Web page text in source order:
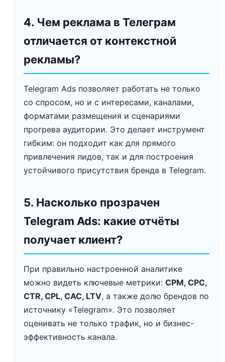
4. Чем реклама в Телеграм
отличается от контекстной
рекламы?
Telegram Ads позволяет работать не только
со спросом, но и с интересами, каналами,
форматами размещения и сценариями
прогрева аудитории. Это делает инструмент
гибким: он подходит как для прямого
привлечения лидов, так и для построения
устойчивого присутствия бренда в Telegram.
5. Насколько прозрачен
Telegram Ads: какие отчёты
получает клиент?
При правильно настроенной аналитике
можно видеть ключевые метрики: CPM, CPC,
CTR, CPL, CAC, LTV, а также долю брендов по
источнику «Telegram». Это позволяет
оценивать не только трафик, но и бизнес-
эффективность канала.